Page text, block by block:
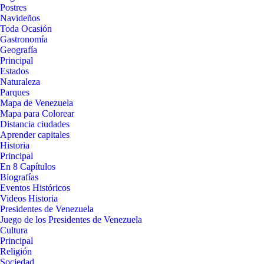
Postres
Navideños
Toda Ocasión
Gastronomía
Geografía
Principal
Estados
Naturaleza
Parques
Mapa de Venezuela
Mapa para Colorear
Distancia ciudades
Aprender capitales
Historia
Principal
En 8 Capítulos
Biografías
Eventos Históricos
Videos Historia
Presidentes de Venezuela
Juego de los Presidentes de Venezuela
Cultura
Principal
Religión
Sociedad